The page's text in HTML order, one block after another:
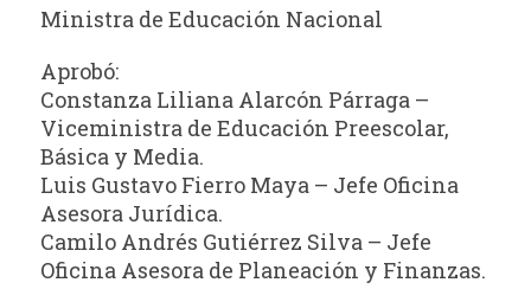
Ministra de Educación Nacional
Aprobó:
Constanza Liliana Alarcón Párraga –
Viceministra de Educación Preescolar,
Básica y Media.
Luis Gustavo Fierro Maya – Jefe Oficina
Asesora Jurídica.
Camilo Andrés Gutiérrez Silva – Jefe
Oficina Asesora de Planeación y Finanzas.